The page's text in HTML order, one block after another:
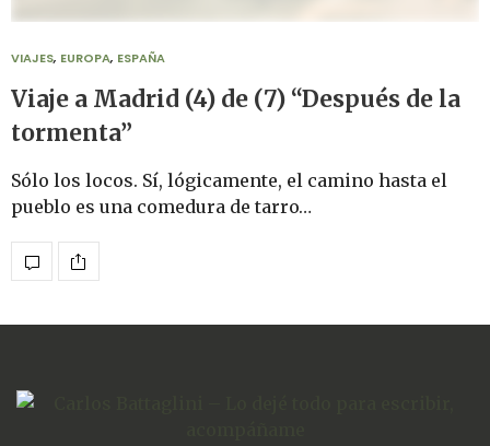
VIAJES, EUROPA, ESPAÑA
Viaje a Madrid (4) de (7) “Después de la
tormenta”
Sólo los locos. Sí, lógicamente, el camino hasta el
pueblo es una comedura de tarro…